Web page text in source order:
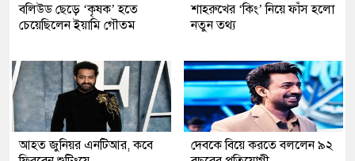
বলিউড ছেড়ে ‘কৃষক’ হতে
চেয়েছিলেন ইয়ামি গৌতম
শাহরুখের ‘কিং’ নিয়ে ফাঁস হলো
নতুন তথ্য
আহত জুনিয়র এনটিআর, কবে
দেবকে বিয়ে করতে বললেন ৯২